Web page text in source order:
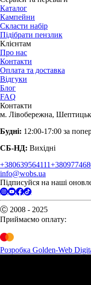
Каталог
Кампейни
Скласти набір
Підібрати пензлик
Клієнтам
Про нас
Контакти
Оплата та доставка
Відгуки
Блог
FAQ
Контакти
м. Лівобережна,
Будні: 12:00-17:00 за
СБ-НД: Вихідні
+380639564111
info@wobs.ua
Підписуйся на наші
Ⓒ 2008 - 2025
Приймаємо оплату:
Розробка Golden-Web